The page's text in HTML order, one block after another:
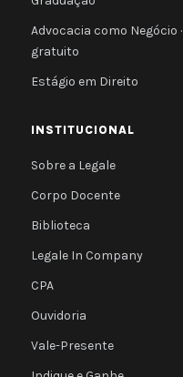
Advocacia como Negócio ·
gratuito
Estágio em Direito
INSTITUCIONAL
Sobre a Legale
Corpo Docente
Biblioteca
Legale In Company
CPA
Ouvidoria
Vale-Presente